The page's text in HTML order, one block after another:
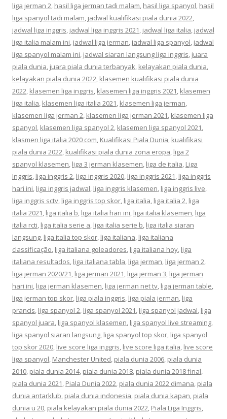
liga jerman 2, hasil liga jerman tadi malam, hasil liga spanyol, hasil
liga spanyol tadi malam, jadwal kualifikasi piala dunia 2022,
jadwal liga inggris, jadwal liga inggris 2021, jadwal liga italia, jadwal
liga italia malam ini, jadwal liga jerman, jadwal liga spanyol, jadwal
liga spanyol malam ini, jadwal siaran langsung liga inggris, juara
piala dunia, juara piala dunia terbanyak, kelayakan piala dunia,
kelayakan piala dunia 2022, klasemen kualifikasi piala dunia
2022, klasemen liga inggris, klasemen liga inggris 2021, klasemen
liga italia, klasemen liga italia 2021, klasemen liga jerman,
klasemen liga jerman 2, klasemen liga jerman 2021, klasemen liga
spanyol, klasemen liga spanyol 2, klasemen liga spanyol 2021,
klasmen liga italia 2020 com, Kualifikasi Piala Dunia, kualifikasi
piala dunia 2022, kualifikasi piala dunia zona eropa, liga 2
spanyol klasemen, liga 3 jerman klasemen, liga de italia, Liga
Inggris, liga inggris 2, liga inggris 2020, liga inggris 2021, liga inggris
hari ini, liga inggris jadwal, liga inggris klasemen, liga inggris live,
liga inggris sctv, liga inggris top skor, liga italia, liga italia 2, liga
italia 2021, liga italia b, liga italia hari ini, liga italia klasemen, liga
italia rcti, liga italia serie a, liga italia serie b, liga italia siaran
langsung, liga italia top skor, liga italiana, liga italiana
classificação, liga italiana goleadores, liga italiana hoy, liga
italiana resultados, liga italiana tabla, liga jerman, liga jerman 2,
liga jerman 2020/21, liga jerman 2021, liga jerman 3, liga jerman
hari ini, liga jerman klasemen, liga jerman net tv, liga jerman table,
liga jerman top skor, liga piala inggris, liga piala jerman, liga
prancis, liga spanyol 2, liga spanyol 2021, liga spanyol jadwal, liga
spanyol juara, liga spanyol klasemen, liga spanyol live streaming,
liga spanyol siaran langsung, liga spanyol top skor, liga spanyol
top skor 2020, live score liga inggris, live score liga italia, live score
liga spanyol, Manchester United, piala dunia 2006, piala dunia
2010, piala dunia 2014, piala dunia 2018, piala dunia 2018 final,
piala dunia 2021, Piala Dunia 2022, piala dunia 2022 dimana, piala
dunia antarklub, piala dunia indonesia, piala dunia kapan, piala
dunia u 20, piala kelayakan piala dunia 2022, Piala Liga Inggris,